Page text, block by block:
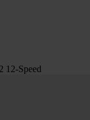
12-Speed